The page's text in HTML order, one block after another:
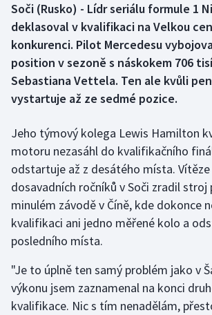
Box
Curling
Dostihy
Florbal
Golf
Gymnastika
Jezdectví
Soči (Rusko) - Lídr seriálu formule 1
deklasoval v kvalifikaci na Velkou
konkurenci. Pilot Mercedesu
position v sezoně s náskokem 706
Sebastiana Vettela. Ten ale kvůli
vystartuje až ze sedmé pozice.
Jeho týmový kolega Lewis Hamilton
motoru nezasáhl do kvalifikačního
odstartuje až z desátého místa.
dosavadních ročníků v Soči zradil stroj
minulém závodě v Číně, kde dokonce
kvalifikaci ani jedno měřené kolo a
posledního místa.
"Je to úplně ten samý problém jako v
výkonu jsem zaznamenal na konci
kvalifikace. Nic s tím nenadělám,